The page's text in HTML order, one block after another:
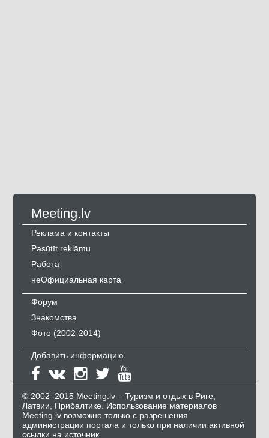
Meeting.lv
Реклама и контакты
Pasūtīt reklāmu
Работа
неОфициальная карта
Форум
Знакомства
Фото (2002-2014)
Добавить информацию
© 2002–2015 Meeting.lv – Туризм и отдых в Риге,
Латвии, Прибалтике. Использование материалов
Meeting.lv возможно только с разрешения
администрации портала и только при наличии активной
ссылки на источник.